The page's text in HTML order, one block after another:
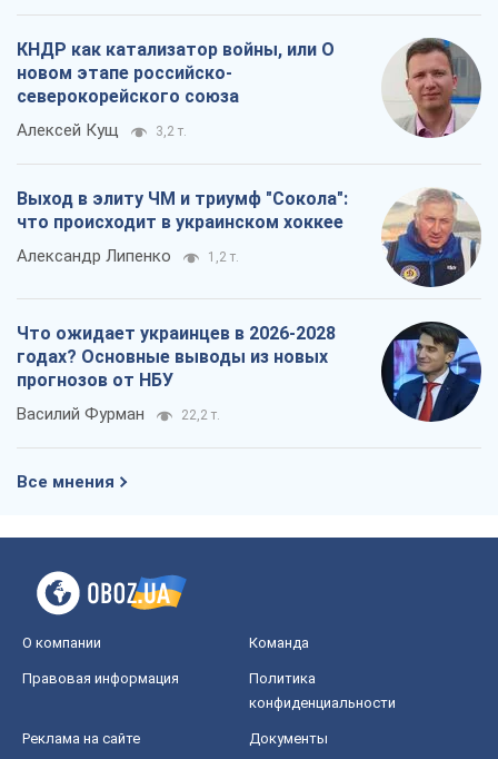
КНДР как катализатор войны, или О
новом этапе российско-
северокорейского союза
Алексей Кущ 3,2 т.
Выход в элиту ЧМ и триумф "Сокола":
что происходит в украинском хоккее
Александр Липенко 1,2 т.
Что ожидает украинцев в 2026-2028
годах? Основные выводы из новых
прогнозов от НБУ
Василий Фурман 22,2 т.
Все мнения
О компании Команда
Правовая информация
Политика
конфиденциальности
Реклама на сайте Документы